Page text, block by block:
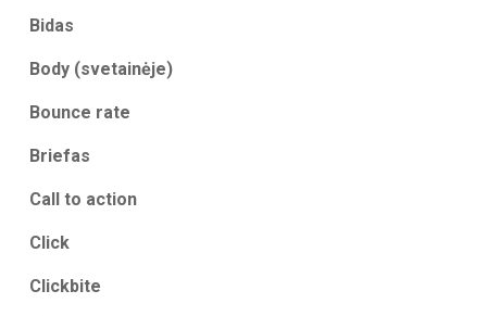
Bidas
Body (svetainėje)
Bounce rate
Briefas
Call to action
Click
Clickbite